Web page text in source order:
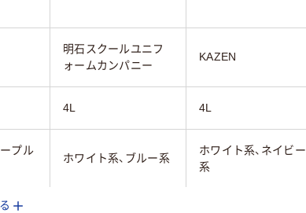
明石スクールユニフ
ォームカンパニー
KAZEN
4L 4L
プル
ホワイト系、ブルー系
ホワイト系、ネイビー
系